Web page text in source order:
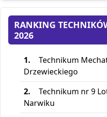
RANKING
2026
1.
Technikum
Drzewieckiego
2.
Technikum nr 9
Narwiku